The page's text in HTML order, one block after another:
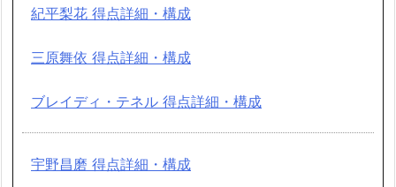
紀平梨花 得点詳細・構成
三原舞依 得点詳細・構成
ブレイディ・テネル 得点詳細・構成
宇野昌磨 得点詳細・構成